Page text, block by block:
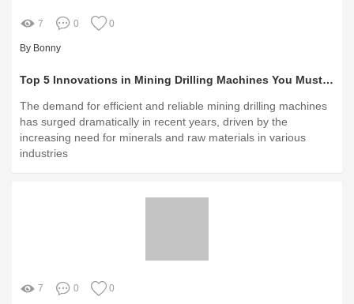
7 0 0
By Bonny
Top 5 Innovations in Mining Drilling Machines You Must Know!
The demand for efficient and reliable mining drilling machines
has surged dramatically in recent years, driven by the
increasing need for minerals and raw materials in various
industries
7 0 0